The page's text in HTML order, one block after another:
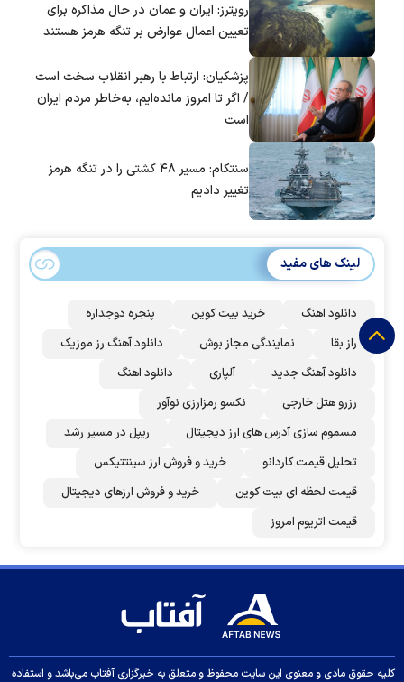
رویترز: ایران و عمان در حال مذاکره برای
تعیین اعمال عوارض بر تنگه هرمز هستند
پزشکیان: ارتباط با رهبر انقلاب سخت است
/ اگر تا امروز مانده‌ایم، به‌خاطر مردم ایران
است
سنتکام: مسیر ۴۸ کشتی را در تنگه هرمز
تغییر دادیم
لینک های مفید
دانلود اهنگ خرید بیت کوین
پنجره دوجداره
راز بقا
نمایندگی مجاز بوش
دانلود آهنگ رز‌ موزیک
دانلود آهنگ جدید
آلپاری
دانلود اهنگ
رزرو هتل خارجی
نکسو رمزارزی نوآور
مسموم سازی آدرس های ارز دیجیتال
ریپل در مسیر رشد
تحلیل قیمت کاردانو
خرید و فروش ارز سینتتیکس
قیمت لحظه ای بیت کوین
خرید و فروش ارزهای دیجیتال
قیمت اتریوم امروز
کلیه حقوق مادی و معنوی این سایت محفوظ و متعلق به خبرگزاری آفتاب می‌باشد و استفاده